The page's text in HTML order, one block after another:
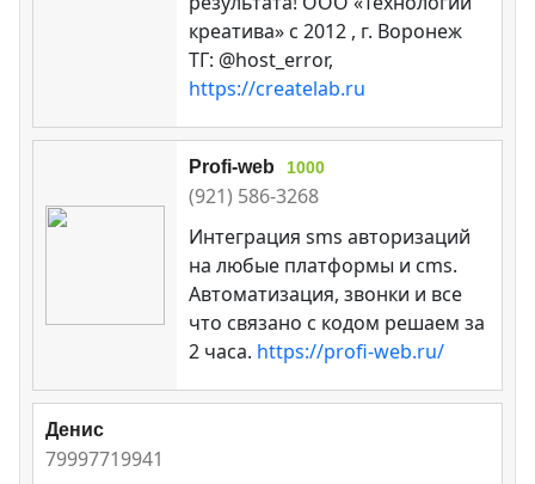
креатива» c 2012 , г. Воронеж
ТГ: @host_error,
https://createlab.ru
Profi-web 1000
(921) 586-3268
Интеграция sms авторизаций
на любые платформы и cms.
Автоматизация, звонки и все
что связано с кодом решаем за
2 часа. https://profi-web.ru/
Денис
79997719941